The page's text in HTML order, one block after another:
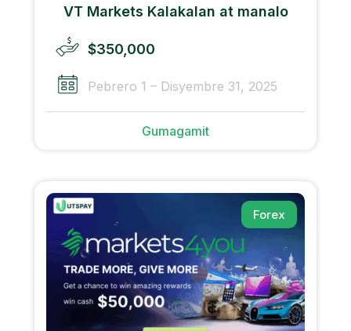
VT Markets Kalakalan at manalo
$350,000
Pebrero 1 – Disyembre 31, 2025
Gumagamit
Forex